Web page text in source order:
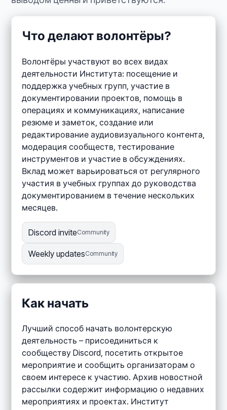
Что делают волонтёры?
Волонтёры участвуют во всех видах
деятельности Института: посещение и
поддержка учебных групп, участие в
документировании проектов, помощь в
операциях и коммуникациях, написание
резюме и заметок, создание или
редактирование аудиовизуального контента,
модерация сообществ, тестирование
инструментов и участие в обсуждениях.
Вклад может варьироваться от регулярного
участия в учебных группах до руководства
документированием в течение нескольких
месяцев.
Discord inviteCommunity
Weekly updatesCommunity
Как начать
Лучший способ начать волонтерскую
деятельность – присоединиться к
сообществу Discord, посетить открытое
мероприятие и сообщить организаторам о
своем интересе к участию. Архив новостной
рассылки содержит информацию о недавних
мероприятиях и проектах. Институт